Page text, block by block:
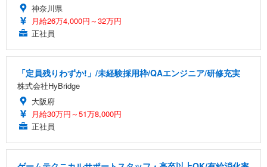
神奈川県
月給26万4,000円～32万円
正社員
「定員残りわずか!」/未経験採用枠/QAエンジニア/研修充実
株式会社HyBridge
大阪府
月給30万円～51万8,000円
正社員